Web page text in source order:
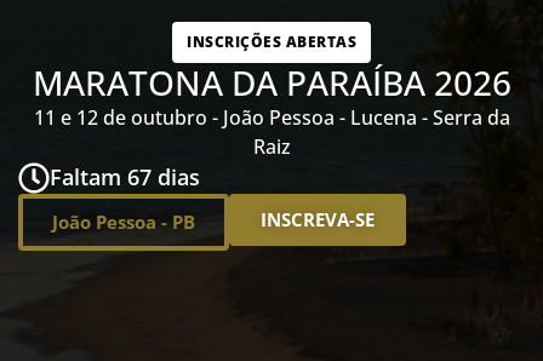
INSCRIÇÕES ABERTAS
MARATONA DA PARAÍBA 2026
11 e 12 de outubro - João Pessoa - Lucena - Serra da
Raiz
Faltam 67 dias
João Pessoa - PB INSCREVA-SE